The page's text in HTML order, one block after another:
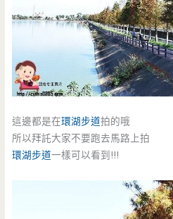
這邊都是在環湖步道拍的哦
所以拜託大家不要跑去馬路上拍
環湖步道一樣可以看到!!!